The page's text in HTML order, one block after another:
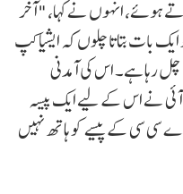
ہوئے، انہوں نے کہا، "آخر
بات بتاتا چلوں کہ ایشیا کپ
رہا ہے۔ اس کی آمدنی
نے اس کے لیے ایک پیسہ
سی سی کے پیسے کو ہاتھ نہیں